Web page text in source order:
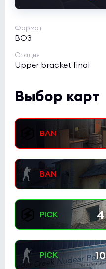
Формат
BO3
Стадия
Upper bracket final
Выбор карт
4
10